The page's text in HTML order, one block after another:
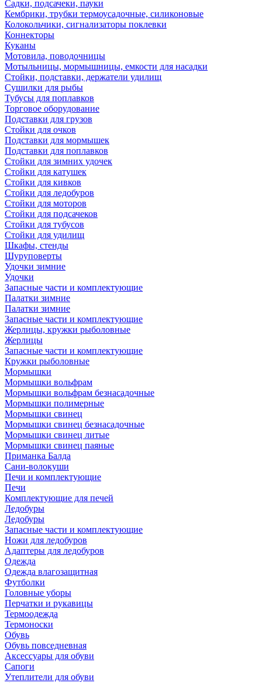
Садки, подсачеки, пауки
Кембрики, трубки термоусадочные, силиконовые
Колокольчики, сигнализаторы поклевки
Коннекторы
Куканы
Мотовила, поводочницы
Мотыльницы, мормышницы, емкости для насадки
Стойки, подставки, держатели удилищ
Сушилки для рыбы
Тубусы для поплавков
Торговое оборудование
Подставки для грузов
Стойки для очков
Подставки для мормышек
Подставки для поплавков
Стойки для зимних удочек
Стойки для катушек
Стойки для кивков
Стойки для ледобуров
Стойки для моторов
Стойки для подсачеков
Стойки для тубусов
Стойки для удилищ
Шкафы, стенды
Шуруповерты
Удочки зимние
Удочки
Запасные части и комплектующие
Палатки зимние
Палатки зимние
Запасные части и комплектующие
Жерлицы, кружки рыболовные
Жерлицы
Запасные части и комплектующие
Кружки рыболовные
Мормышки
Мормышки вольфрам
Мормышки вольфрам безнасадочные
Мормышки полимерные
Мормышки свинец
Мормышки свинец безнасадочные
Мормышки свинец литые
Мормышки свинец паяные
Приманка Балда
Сани-волокуши
Печи и комплектующие
Печи
Комплектующие для печей
Ледобуры
Ледобуры
Запасные части и комплектующие
Ножи для ледобуров
Адаптеры для ледобуров
Одежда
Одежда влагозащитная
Футболки
Головные уборы
Перчатки и рукавицы
Термоодежда
Термоноски
Обувь
Обувь повседневная
Аксессуары для обуви
Сапоги
Утеплители для обуви